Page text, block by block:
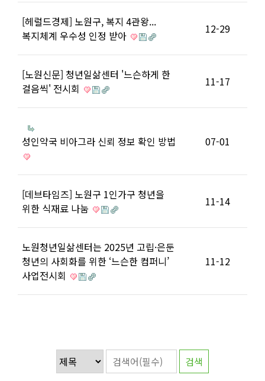
[헤럴드경제] 노원구, 복지 4관왕...
복지체계 우수성 인정 받아
12-29
[노원신문] 청년일삶센터 '느슨하게 한
걸음씩' 전시회
11-17
성인약국 비아그라 신뢰 정보 확인 방법 07-01
[데브타임즈] 노원구 1인가구 청년을
위한 식재료 나눔
11-14
노원청년일삶센터는 2025년 고립·은둔
청년의 사회화를 위한 ‘느슨한 컴퍼니’
사업전시회
11-12